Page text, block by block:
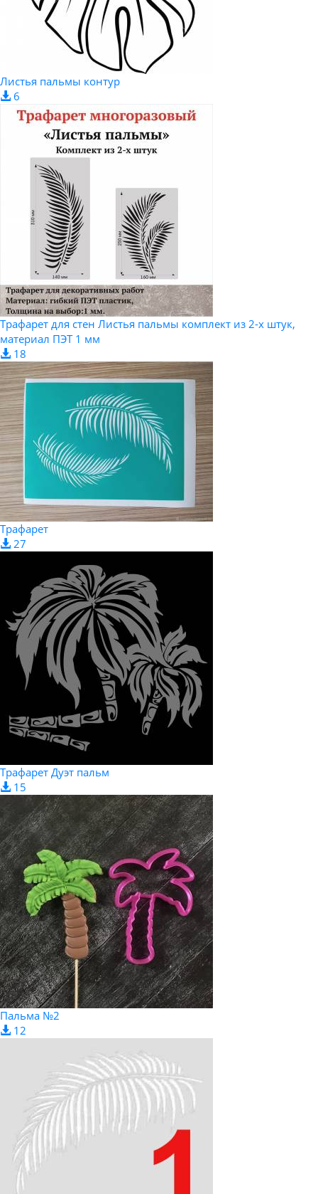
Листья пальмы контур
6
Трафарет для стен Листья пальмы комплект из 2-х штук,
материал ПЭТ 1 мм
18
Трафарет
27
Трафарет Дуэт пальм
15
Пальма №2
12